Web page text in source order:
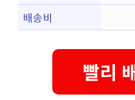
배송비
빨리